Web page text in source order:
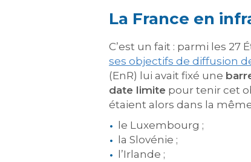
La France en
C’est un fait : parmi les 27
ses objectifs de diffusion
(EnR) lui avait fixé une
date limite pour tenir cet
étaient alors dans la
le Luxembourg ;
la Slovénie ;
l’Irlande ;